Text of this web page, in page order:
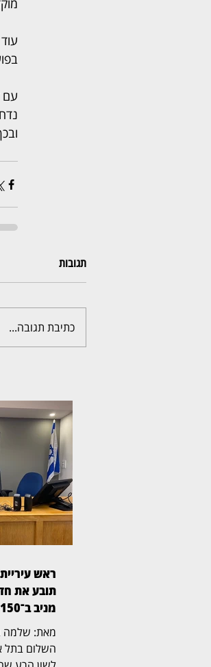
בפועל.
עם
תגובות
כתיבת תגובה...
ראש
מניב ב־150 אלף שקל
השלום בתל